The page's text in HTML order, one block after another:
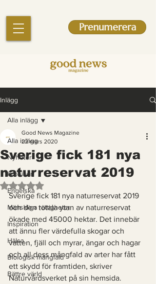
Prenumerera
Inlägg
Alla inlägg
Nyheter
Krönikor
Engelska
Mänskliga rättigheter
Inspiration
Hälsa
Biologisk mångfald
Bättre värld
Alla inlägg
Sverige fick 181 nya
naturreservat 2019
Good News Magazine
22 mars 2020
Betygsatt till NaN av 5 stjärnor.
Sverige fick 181 nya naturreservat 2019
och den totala ytan av naturreservat
ökade med 45000 hektar. Det innebär
att ännu fler värdefulla skogar och
vatten, fjäll och myrar, ängar och hagar
och all dess mångfald av arter har fått
ett skydd för framtiden, skriver
Naturvårdsverket på sin hemsida.